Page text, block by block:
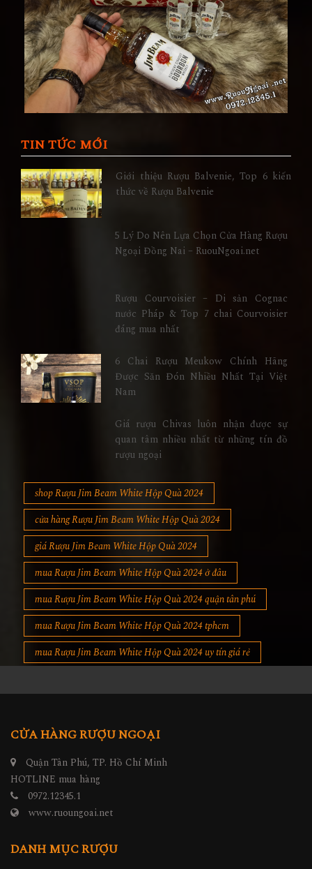
TIN TỨC MỚI
Giới thiệu Rượu Balvenie, Top 6 kiến
thức về Rượu Balvenie
5 Lý Do Nên Lựa Chọn Cửa Hàng Rượu
Ngoại Đồng Nai – RuouNgoai.net
Rượu Courvoisier – Di sản Cognac
nước Pháp & Top 7 chai Courvoisier
đáng mua nhất
6 Chai Rượu Meukow Chính Hãng
Được Săn Đón Nhiều Nhất Tại Việt
Nam
Giá rượu Chivas luôn nhận được sự
quan tâm nhiều nhất từ những tín đồ
rượu ngoại
shop Rượu Jim Beam White Hộp Quà 2024
cửa hàng Rượu Jim Beam White Hộp Quà 2024
giá Rượu Jim Beam White Hộp Quà 2024
mua Rượu Jim Beam White Hộp Quà 2024 ở đâu
mua Rượu Jim Beam White Hộp Quà 2024 quận tân phú
mua Rượu Jim Beam White Hộp Quà 2024 tphcm
mua Rượu Jim Beam White Hộp Quà 2024 uy tín giá rẻ
CỬA HÀNG RƯỢU NGOẠI
Quận Tân Phú, TP. Hồ Chí Minh
HOTLINE mua hàng
0972.12345.1
www.ruoungoai.net
DANH MỤC RƯỢU